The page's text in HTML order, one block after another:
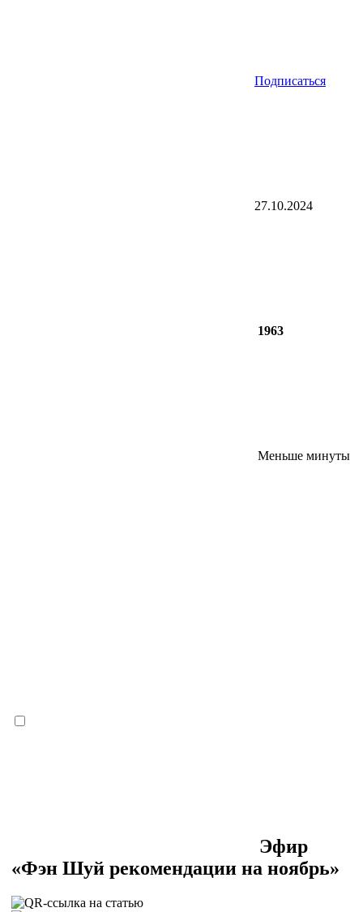
Подписаться
27.10.2024
1963
Меньше минуты
Эфир
«Фэн Шуй рекомендации на ноябрь»